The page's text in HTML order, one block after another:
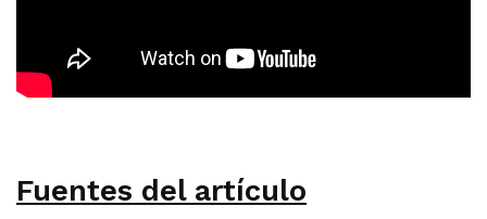
Fuentes del artículo